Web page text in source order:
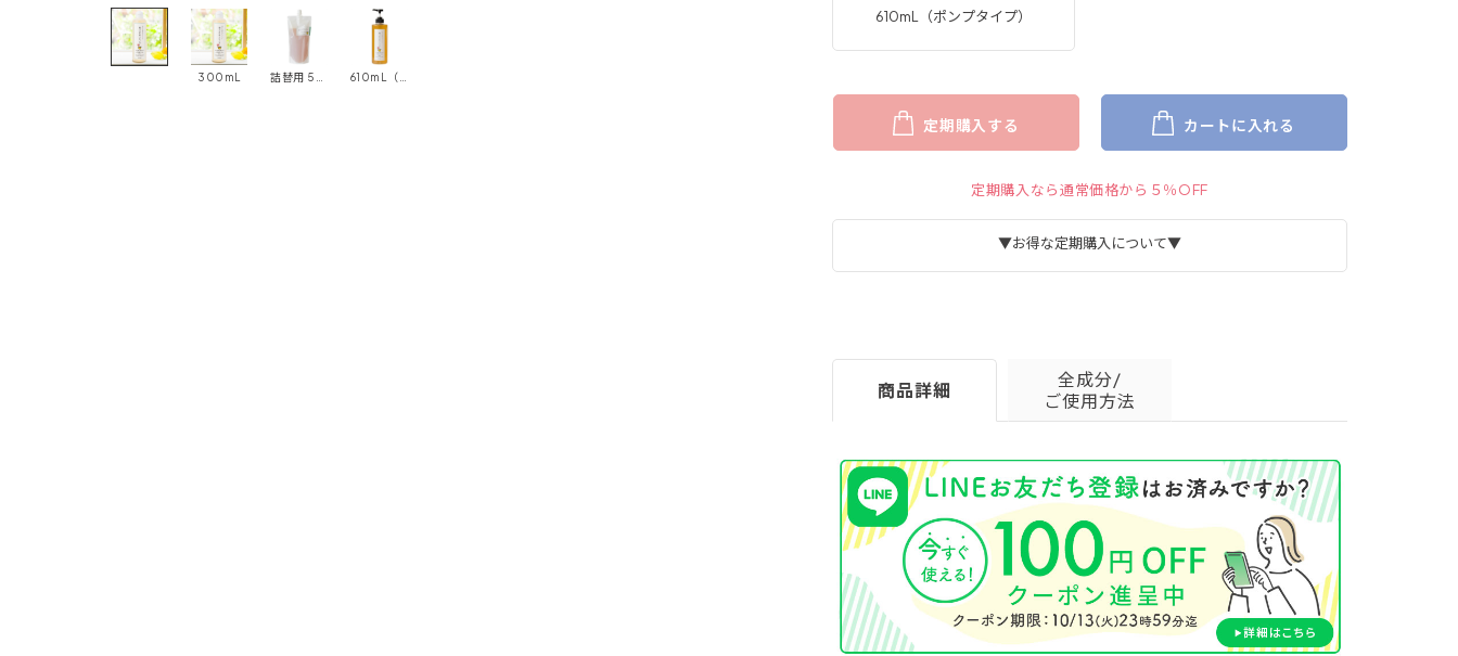
300mL
610mL（ポンプタイプ）
定期購入する カートに入れる
定期購入なら通常価格から５％OFF
▼お得な定期購入について▼
詳細はこちら＞
商品詳細
全成分/
ご使用方法